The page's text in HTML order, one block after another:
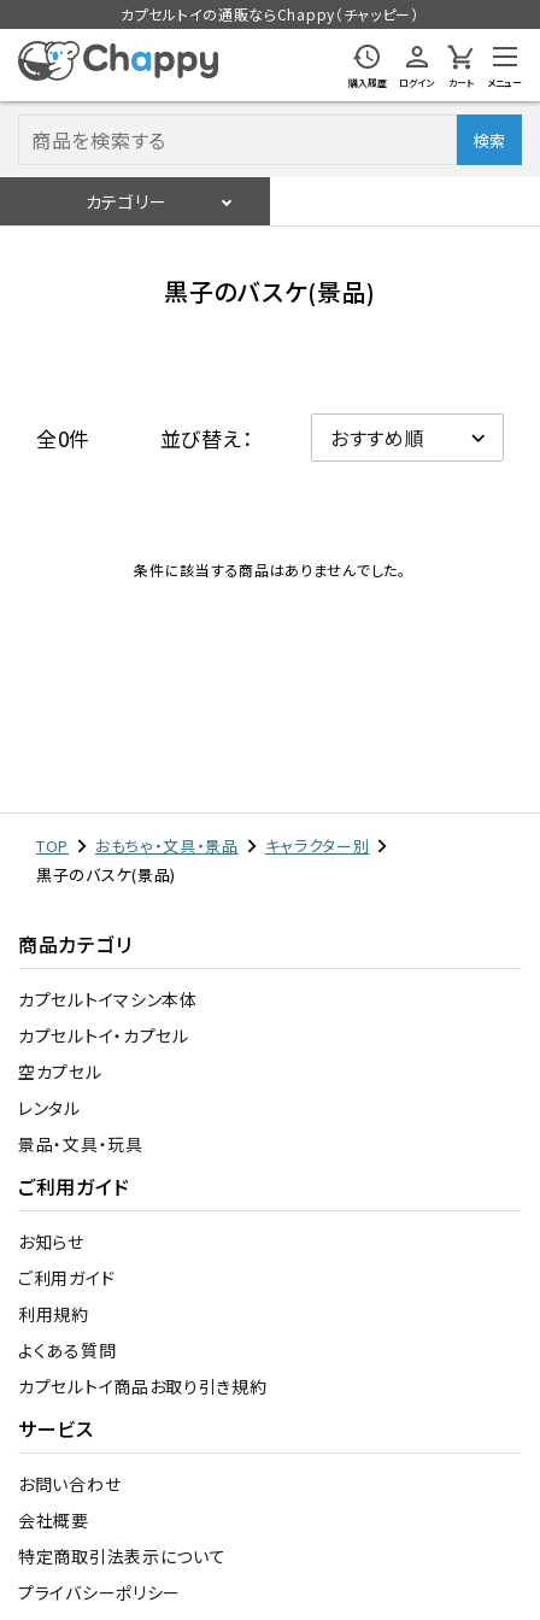
カプセルトイの通販ならChappy（チャッピー）
購入履歴 ログイン カート メニュー
検索
カテゴリー
よくあるご質問
06-6282-7659
黒子のバスケ(景品)
全0件 並び替え：
条件に該当する商品はありませんでした。
TOP おもちゃ・文具・景品
キャラクター別
黒子のバスケ(景品)
商品カテゴリ
カプセルトイマシン本体
カプセルトイ・カプセル
空カプセル
レンタル
景品・文具・玩具
ご利用ガイド
お知らせ
ご利用ガイド
利用規約
よくある質問
カプセルトイ商品お取り引き規約
サービス
お問い合わせ
会社概要
特定商取引法表示について
プライバシーポリシー